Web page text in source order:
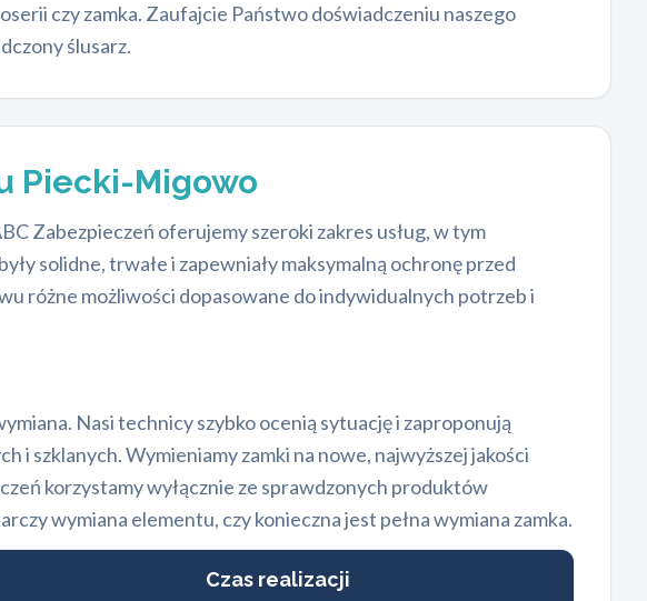
czy zamka. Zaufajcie Państwo doświadczeniu naszego
ślusarz.
Piecki-Migowo
Zabezpieczeń oferujemy szeroki zakres usług, w tym
solidne, trwałe i zapewniały maksymalną ochronę przed
różne możliwości dopasowane do indywidualnych potrzeb i
Nasi technicy szybko ocenią sytuację i zaproponują
szklanych. Wymieniamy zamki na nowe, najwyższej jakości
korzystamy wyłącznie ze sprawdzonych produktów
wymiana elementu, czy konieczna jest pełna wymiana zamka.
Czas realizacji